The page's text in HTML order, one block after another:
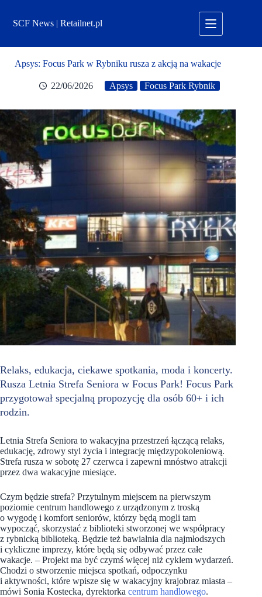
treściSCF News | Retailnet.pl
Apsys: Focus Park w Rybniku rusza z akcją na wakacje
22/06/2026 Apsys Focus Park Rybnik
Relaks, edukacja, ciekawe spotkania, moda i koncerty.
Rusza Letnia Strefa Seniora w Focus Park! Focus Park
przygotował specjalną propozycję dla osób 60+ i ich
rodzin.
Letnia Strefa Seniora to wakacyjna przestrzeń łączącą relaks,
edukację, zdrowy styl życia i integrację międzypokoleniową.
Strefa rusza w sobotę 27 czerwca i zapewni mnóstwo atrakcji
przez dwa wakacyjne miesiące.
Czym będzie strefa? Przytulnym miejscem na pierwszym
poziomie centrum handlowego z urządzonym z troską
o wygodę i komfort seniorów, którzy będą mogli tam
wypocząć, skorzystać z biblioteki stworzonej we współpracy
z rybnicką biblioteką. Będzie też bawialnia dla najmłodszych
i cykliczne imprezy, które będą się odbywać przez całe
wakacje. – Projekt ma być czymś więcej niż cyklem wydarzeń.
Chodzi o stworzenie miejsca spotkań, odpoczynku
i aktywności, które wpisze się w wakacyjny krajobraz miasta –
mówi Sonia Kostecka, dyrektorka centrum handlowego.